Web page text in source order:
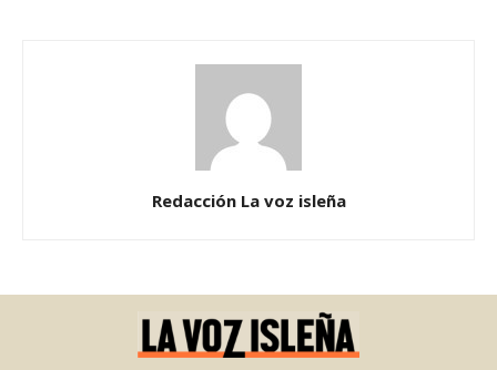
Redacción La voz isleña